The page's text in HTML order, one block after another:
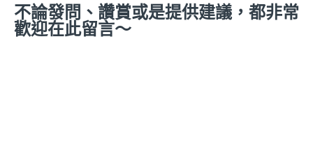
不論發問、讚賞或是提供建議，都非常
歡迎在此留言～